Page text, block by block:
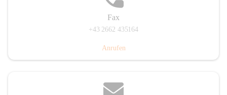
Fax
+43 2662 435164
Anrufen